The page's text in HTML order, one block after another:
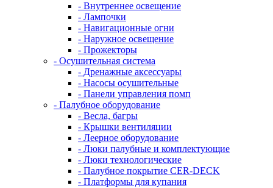
- Внутреннее освещение
- Лампочки
- Навигационные огни
- Наружное освещение
- Прожекторы
- Осушительная система
- Дренажные аксессуары
- Насосы осушительные
- Панели управления помп
- Палубное оборудование
- Весла, багры
- Крышки вентиляции
- Леерное оборудование
- Люки палубные и комплектующие
- Люки технологические
- Палубное покрытие CER-DECK
- Платформы для купания